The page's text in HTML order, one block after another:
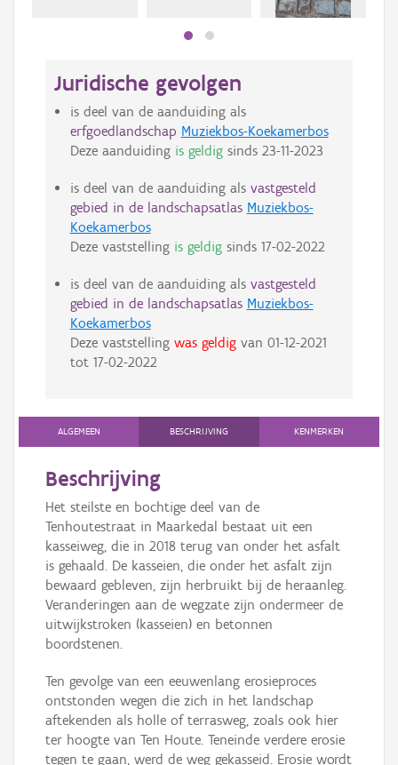
Juridische gevolgen
is deel van de aanduiding als
erfgoedlandschap Muziekbos-Koekamerbos
Deze aanduiding is geldigsinds 23-11-2023
is deel van de aanduiding als vastgesteld
gebied in de landschapsatlas Muziekbos-
Koekamerbos
Deze vaststelling is geldigsinds 17-02-2022
is deel van de aanduiding als vastgesteld
gebied in de landschapsatlas Muziekbos-
Koekamerbos
Deze vaststelling was geldigvan 01-12-2021
tot 17-02-2022
ALGEMEEN BESCHRIJVING KENMERKEN
Beschrijving
Het steilste en bochtige deel van de
Tenhoutestraat in Maarkedal bestaat uit een
kasseiweg, die in 2018 terug van onder het asfalt
is gehaald. De kasseien, die onder het asfalt zijn
bewaard gebleven, zijn herbruikt bij de heraanleg.
Veranderingen aan de wegzate zijn ondermeer de
uitwijkstroken (kasseien) en betonnen
boordstenen.
Ten gevolge van een eeuwenlang erosieproces
ontstonden wegen die zich in het landschap
aftekenden als holle of terrasweg, zoals ook hier
ter hoogte van Ten Houte. Teneinde verdere erosie
tegen te gaan, werd de weg gekasseid. Erosie wordt